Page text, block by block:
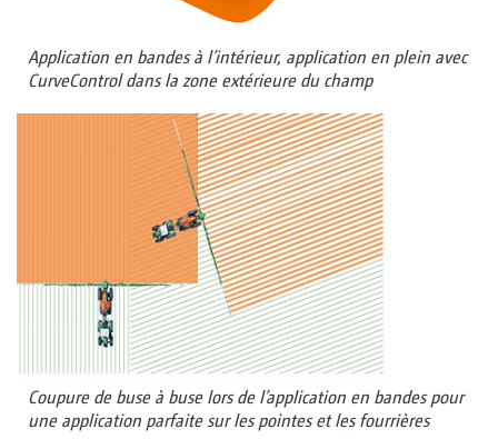
Application en bandes à l’intérieur, application en plein avec
CurveControl dans la zone extérieure du champ
Coupure de buse à buse lors de l’application en bandes pour
une application parfaite sur les pointes et les fourrières